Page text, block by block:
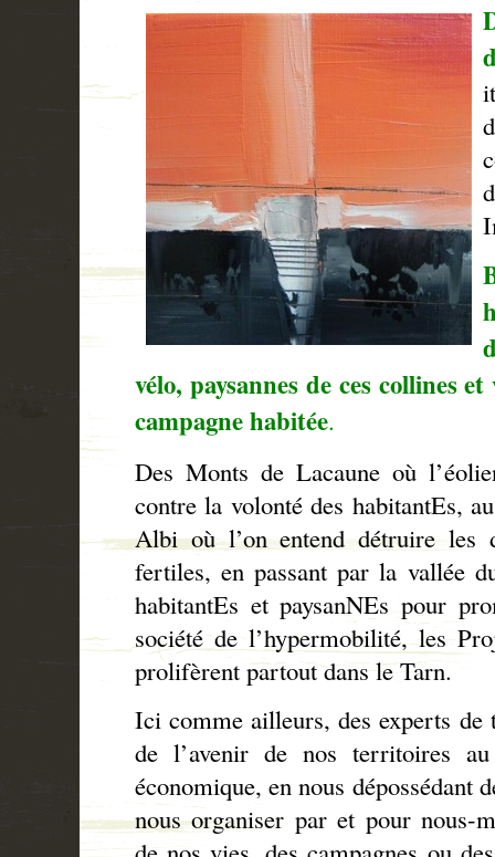
vélo, paysannes de ces collines
campagne habitée.
Des Monts de Lacaune où
contre la volonté des habitantEs,
Albi où l’on entend détruire les
fertiles, en passant par la vallée
habitantEs et paysanNEs pour
société de l’hypermobilité, les
prolifèrent partout dans le Tarn.
Ici comme ailleurs, des experts de
de l’avenir de nos territoires
économique, en nous dépossédant
nous organiser par et pour nous-